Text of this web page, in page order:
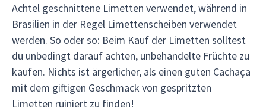
Achtel geschnittene Limetten verwendet, während in
Brasilien in der Regel Limettenscheiben verwendet
werden. So oder so: Beim Kauf der Limetten solltest
du unbedingt darauf achten, unbehandelte Früchte zu
kaufen. Nichts ist ärgerlicher, als einen guten Cachaça
mit dem giftigen Geschmack von gespritzten
Limetten ruiniert zu finden!